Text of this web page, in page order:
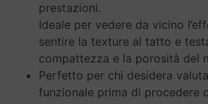
prestazioni.
Ideale per vedere da vicino
sentire la texture al tatto e
compattezza e la porosità del
Perfetto per chi desidera
funzionale prima di procedere